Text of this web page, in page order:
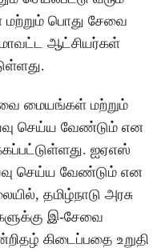
பொது சேவை
ஆட்சியர்கள்
மையங்கள் மற்றும்
செய்ய வேண்டும் என
ஐஏஎஸ்
செய்ய வேண்டும் என
தமிழ்நாடு அரசு
இ-சேவை
கிடைப்பதை உறுதி